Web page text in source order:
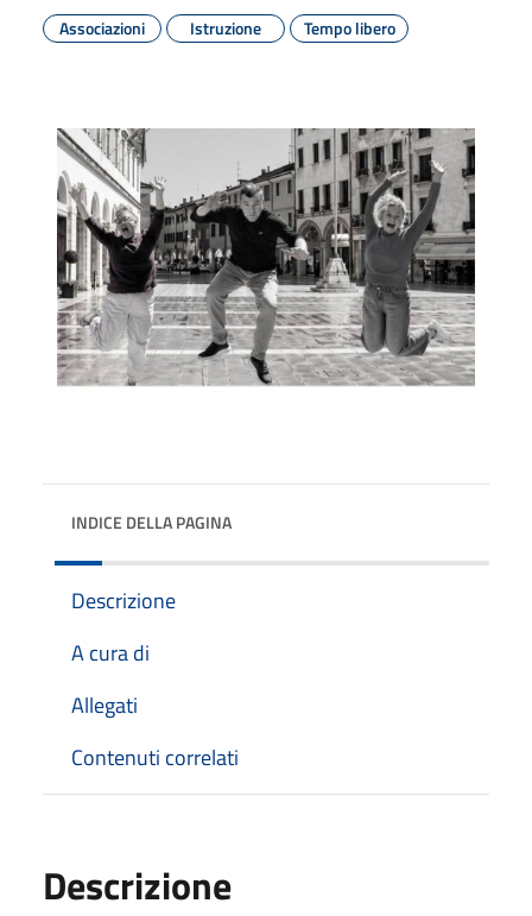
Associazioni
Istruzione Tempo libero
INDICE DELLA PAGINA
Descrizione
A cura di
Allegati
Contenuti correlati
Descrizione